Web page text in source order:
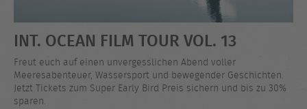
INT. OCEAN FILM TOUR VOL. 13
Freut euch auf einen unvergesslichen Abend voller
Meeresabenteuer, Wassersport und bewegender Geschichten.
Jetzt Tickets zum Super Early Bird Preis sichern und bis zu 30%
sparen.